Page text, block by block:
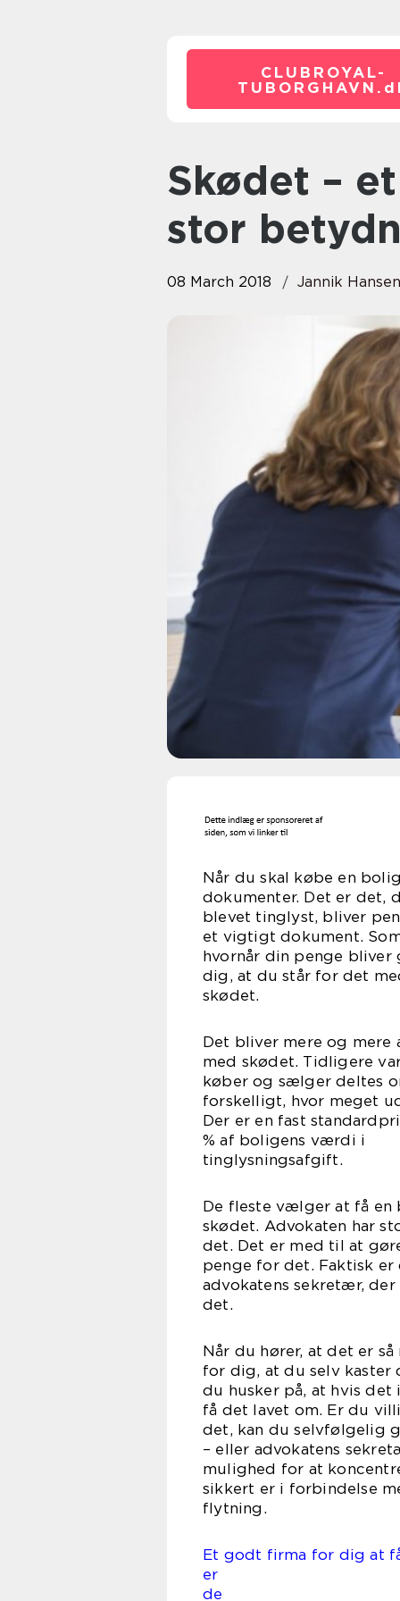
CLUBROYAL-
TUBORGHAVN.
Skødet – et lille dokument med
stor
08 March 2018 Jannik Hansen
Når du skal købe en
dokumenter. Det er det,
blevet tinglyst, bliver
et vigtigt dokument.
hvornår din penge
dig, at du står for det
Det bliver mere og
med skødet. Tidligere
køber og sælger deltes
forskelligt, hvor meget
Der er en fast
% af boligens værdi i
De fleste vælger at få
skødet. Advokaten har
det. Det er med til at
penge for det. Faktisk
advokatens sekretær,
Når du hører, at det er
for dig, at du selv
du husker på, at hvis
få det lavet om. Er du
det, kan du selvfølgelig
– eller advokatens
mulighed for at
sikkert er i forbindelse
Et godt firma for dig at
er
de